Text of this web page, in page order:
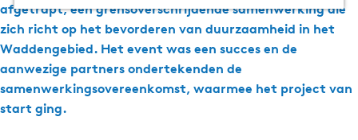
afgetrapt, een grensoverschrijdende samenwerking die
zich richt op het bevorderen van duurzaamheid in het
Waddengebied. Het event was een succes en de
aanwezige partners ondertekenden de
samenwerkingsovereenkomst, waarmee het project van
start ging.